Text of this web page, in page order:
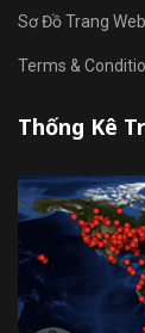
Sơ Đồ Trang Web
Terms &
Thống Kê